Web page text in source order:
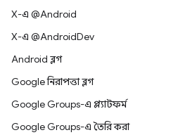
X-এ @Android
X-এ @AndroidDev
Android ব্লগ
Google নিরাপত্তা ব্লগ
Google Groups-এ প্ল্যাটফর্ম
Google Groups-এ তৈরি করা